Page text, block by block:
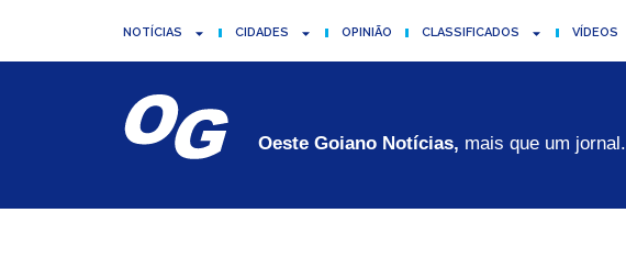
NOTÍCIAS CIDADES OPINIÃO CLASSIFICADOS VÍDEOS
Oeste Goiano Notícias, mais que um jornal.